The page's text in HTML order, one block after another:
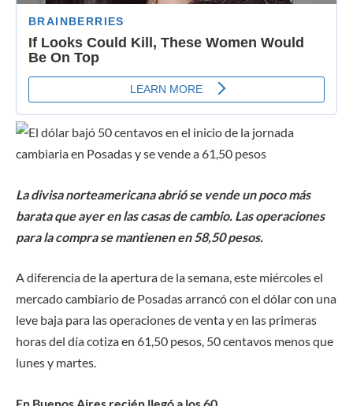
La divisa norteamericana abrió se vende un poco más
barata que ayer en las casas de cambio. Las operaciones
para la compra se mantienen en 58,50 pesos.
A diferencia de la apertura de la semana, este miércoles el
mercado cambiario de Posadas arrancó con el dólar con una
leve baja para las operaciones de venta y en las primeras
horas del día cotiza en 61,50 pesos, 50 centavos menos que
lunes y martes.